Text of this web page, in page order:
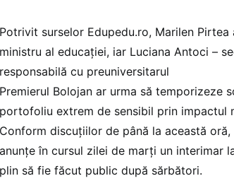
Potrivit surselor Edupedu.ro, Marilen
ministru al educației, iar Luciana Antoci –
responsabilă cu preuniversitarul
Premierul Bolojan ar urma să temporizeze
portofoliu extrem de sensibil prin impactul
Conform discuțiilor de până la această
anunțe în cursul zilei de marți un interimar
plin să fie făcut public după sărbători.